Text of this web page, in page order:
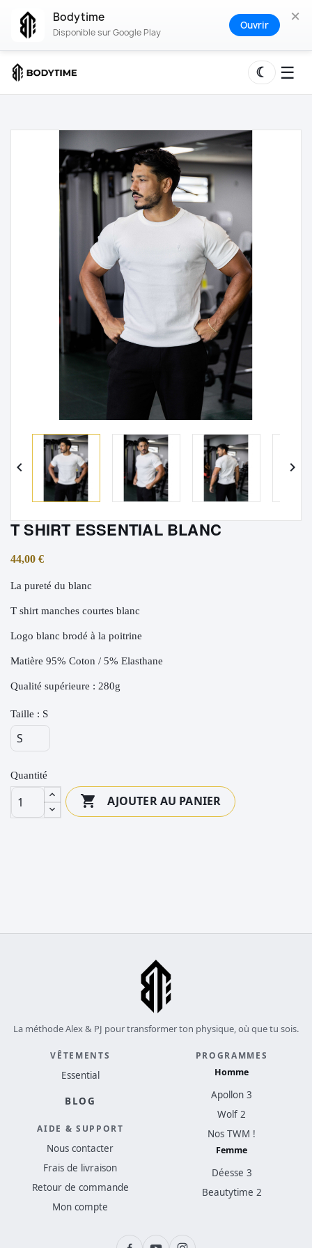
×
Bodytime
Disponible sur Google Play
Ouvrir
☾ ☰
 
T SHIRT ESSENTIAL BLANC
44,00 €
La pureté du blanc
T shirt manches courtes blanc
Logo blanc brodé à la poitrine
Matière 95% Coton / 5% Elasthane
Qualité supérieure : 280g
Taille : S
Quantité
 AJOUTER AU PANIER
La méthode Alex & PJ pour transformer ton physique, où que tu sois.
VÊTEMENTS
Essential
BLOG
PROGRAMMES
Homme
Apollon 3
Wolf 2
Nos TWM !
Femme
Déesse 3
Beautytime 2
AIDE & SUPPORT
Nous contacter
Frais de livraison
Retour de commande
Mon compte